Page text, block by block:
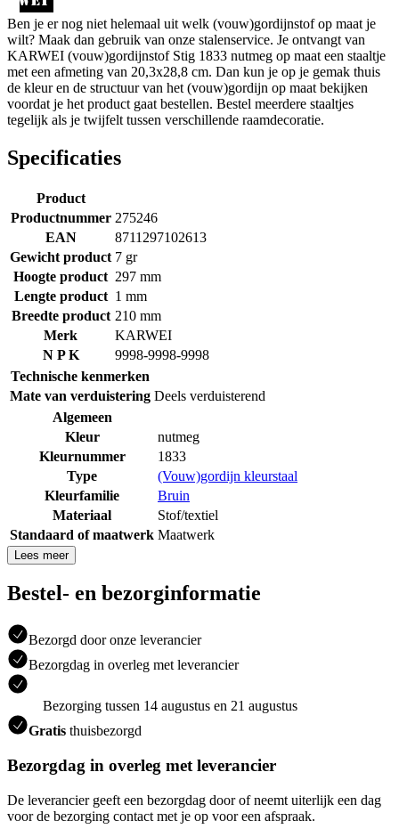
Ben je er nog niet helemaal uit welk (vouw)gordijnstof op maat je
wilt? Maak dan gebruik van onze stalenservice. Je ontvangt van
KARWEI (vouw)gordijnstof Stig 1833 nutmeg op maat een staaltje
met een afmeting van 20,3x28,8 cm. Dan kun je op je gemak thuis
de kleur en de structuur van het (vouw)gordijn op maat bekijken
voordat je het product gaat bestellen. Bestel meerdere staaltjes
tegelijk als je twijfelt tussen verschillende raamdecoratie.
Specificaties
Product
Productnummer 275246
EAN
8711297102613
Gewicht product 7 gr
Hoogte product 297 mm
Lengte product 1 mm
Breedte product 210 mm
Merk
KARWEI
N P K
9998-9998-9998
Technische kenmerken
Mate van verduistering Deels verduisterend
Algemeen
Kleur
nutmeg
Kleurnummer
1833
Type
(Vouw)gordijn kleurstaal
Kleurfamilie
Bruin
Materiaal
Stof/textiel
Standaard of maatwerk Maatwerk
Lees meer
Bestel- en bezorginformatie
Bezorgd door onze leverancier
Bezorgdag in overleg met leverancier
Bezorging tussen 14 augustus en 21 augustus
Gratis thuisbezorgd
Bezorgdag in overleg met leverancier
De leverancier geeft een bezorgdag door of neemt uiterlijk een dag
voor de bezorging contact met je op voor een afspraak.